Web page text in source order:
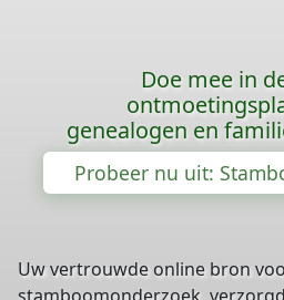
Doe mee in
genealogen en
Probeer nu uit:
Uw vertrouwde online bron